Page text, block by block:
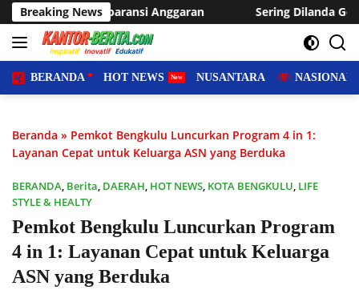
Langsung
ke
konten
Breaking News
Anggaran Sering Dilanda Genangan, Desa Sukaraja
BERANDA HOT NEWS NUSANTARA NASIONAL
Beranda » Pemkot Bengkulu Luncurkan Program 4 in 1:
Layanan Cepat untuk Keluarga ASN yang Berduka
BERANDA, Berita, DAERAH, HOT NEWS, KOTA BENGKULU, LIFE
STYLE & HEALTY
Pemkot Bengkulu Luncurkan Program
4 in 1: Layanan Cepat untuk Keluarga
ASN yang Berduka